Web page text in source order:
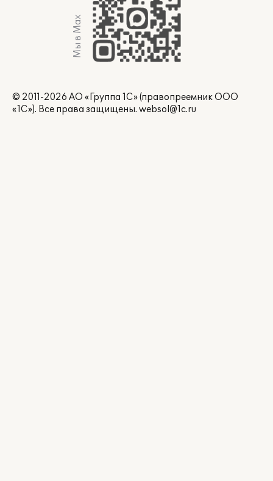
Мы в Max
© 2011-2026 АО «Группа 1С» (правопреемник ООО
«1С»). Все права защищены. websol@1c.ru